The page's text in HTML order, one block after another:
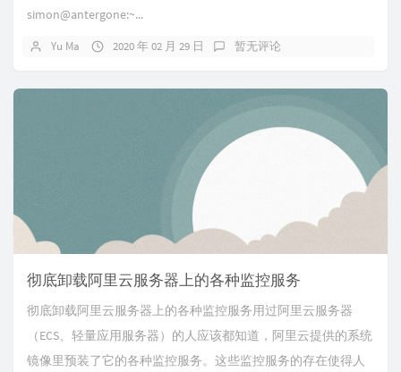
simon@antergone:~...
Yu Ma 2020 年 02 月 29 日 暂无评论
彻底卸载阿里云服务器上的各种监控服务
彻底卸载阿里云服务器上的各种监控服务用过阿里云服务器
（ECS、轻量应用服务器）的人应该都知道，阿里云提供的系统
镜像里预装了它的各种监控服务。这些监控服务的存在使得人